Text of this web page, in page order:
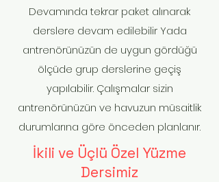
Devamında tekrar paket alınarak
derslere devam edilebilir Yada
antrenörünüzün de uygun gördüğü
ölçüde grup derslerine geçiş
yapılabilir. Çalışmalar sizin
antrenörünüzün ve havuzun müsaitlik
durumlarına göre önceden planlanır.
İkili ve Üçlü Özel Yüzme
Dersimiz